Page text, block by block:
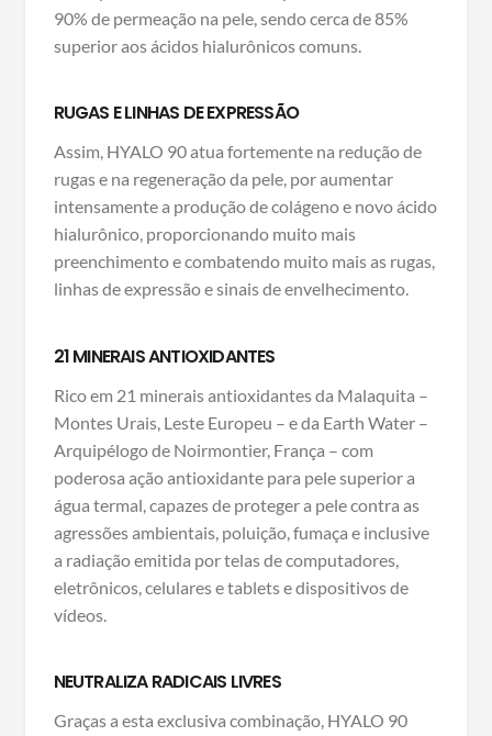
90% de permeação na pele, sendo cerca de 85%
superior aos ácidos hialurônicos comuns.
RUGAS E LINHAS DE EXPRESSÃO
Assim, HYALO 90 atua fortemente na redução de
rugas e na regeneração da pele, por aumentar
intensamente a produção de colágeno e novo ácido
hialurônico, proporcionando muito mais
preenchimento e combatendo muito mais as rugas,
linhas de expressão e sinais de envelhecimento.
21 MINERAIS ANTIOXIDANTES
Rico em 21 minerais antioxidantes da Malaquita –
Montes Urais, Leste Europeu – e da Earth Water –
Arquipélogo de Noirmontier, França – com
poderosa ação antioxidante para pele superior a
água termal, capazes de proteger a pele contra as
agressões ambientais, poluição, fumaça e inclusive
a radiação emitida por telas de computadores,
eletrônicos, celulares e tablets e dispositivos de
vídeos.
NEUTRALIZA RADICAIS LIVRES
Graças a esta exclusiva combinação, HYALO 90